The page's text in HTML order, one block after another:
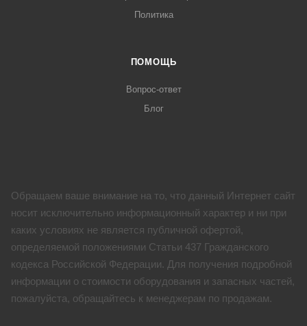
Политика
ПОМОЩЬ
Вопрос-ответ
Блог
Обращаем ваше внимание на то, что данный Интернет сайт
носит исключительно информационный характер и ни при
каких условиях не является публичной офертой,
определяемой положениями Статьи 437 Гражданского
кодекса Российской Федерации. Для получения подробной
информации о стоимости оборудования и запасных частей,
пожалуйста, обращайтесь к менеджерам по продажам.